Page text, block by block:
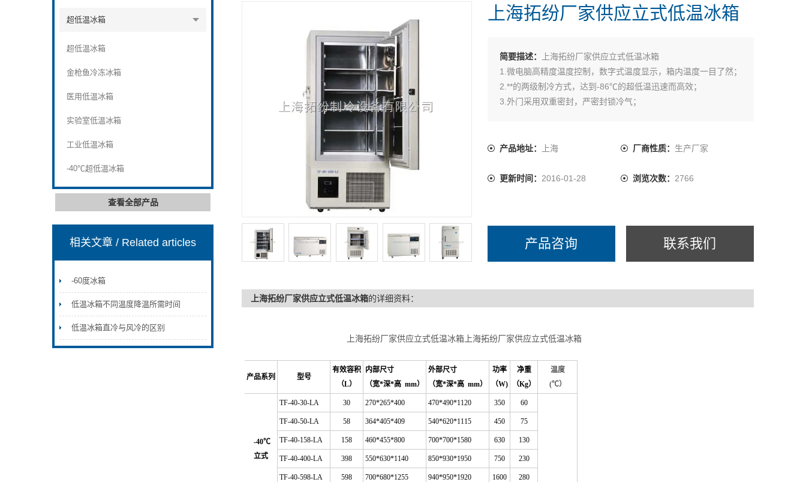
超低温冰箱
超低温冰箱
金枪鱼冷冻冰箱
医用低温冰箱
实验室低温冰箱
工业低温冰箱
-40℃超低温冰箱
查看全部产品
相关文章/ Related articles
-60度冰箱
低温冰箱不同温度降温所需时间
低温冰箱直冷与风冷的区别
上海拓纷厂家供应立式低温冰箱
简要描述：
上海拓纷厂家供应立式低温冰箱
1.微电脑高精度温度控制，数字式温度显示，箱内温度一目了然；
2.**的两级制冷方式，达到-86℃的超低温迅速而高效；
3.外门采用双重密封，严密封锁冷气；
产品地址：
上海 厂商性质： 生产厂家
更新时间： 2016-01-28 浏览次数： 2766
产品咨询 联系我们
上海拓纷厂家供应立式低温冰箱的详细资料：
上海拓纷厂家供应立式低温冰箱上海拓纷厂家供应立式低温冰箱
产品系列 型号
有效容积
（L）
内部尺寸
（宽*深*高 mm）
外部尺寸
（宽*深*高 mm）
功率
（W)
净重
（Kg）
温度
(℃）
-40℃
立式
TF-40-30-LA 30 270*265*400 470*490*1120 350 60
TF-40-50-LA 58 364*405*409 540*620*1115 450 75
TF-40-158-LA 158 460*455*800 700*700*1580 630 130
TF-40-400-LA 398 550*630*1140 850*930*1950 750 230
TF-40-598-LA 598 700*680*1255 940*950*1920 1600 280